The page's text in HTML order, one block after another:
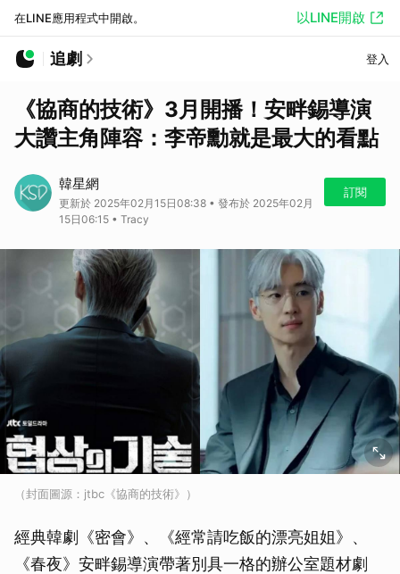
在LINE應用程式中開啟。 以LINE開啟
追劇 登入
《協商的技術》3月開播！安畔錫導演
大讚主角陣容：李帝勳就是最大的看點
韓星網
更新於 2025年02月15日08:38 • 發布於 2025年02月
15日06:15 • Tracy
訂閱
（封面圖源：jtbc《協商的技術》）
經典韓劇《密會》、《經常請吃飯的漂亮姐姐》、
《春夜》安畔錫導演帶著別具一格的辦公室題材劇